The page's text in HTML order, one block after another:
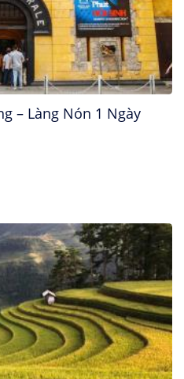
– Làng Nón 1 Ngày